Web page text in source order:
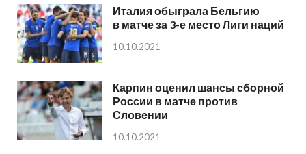
Италия обыграла Бельгию
в матче за 3-е место Лиги наций
10.10.2021
Карпин оценил шансы сборной
России в матче против
Словении
10.10.2021